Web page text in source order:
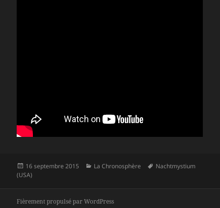
Publié
le
16 septembre 2015 Catégories
La Chronosphère
Mots-
Nachtmystium
(USA)
Fièrement propulsé par WordPress